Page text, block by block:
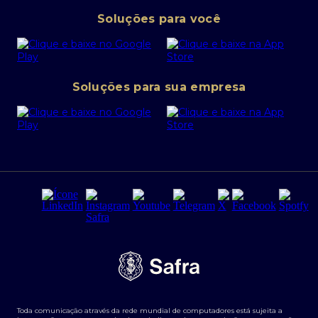
Canal de denúncias
Política de Segurança Cibernética
Portal da Privacidade
PRSAC
Regras e Parâmetros de Atuação Banco Safra
Segurança da Informação
Tarifas e serviços Pessoa Física
Transparência de remuneração
Abra sua conta PJ
SafraPay
Cartão Safra Empresas
Empréstimo e financiamentos PJ
Derivativos
Agronegócios
Soluções para você
Soluções para sua empresa
Toda comunicação através da rede mundial de computadores está sujeita a